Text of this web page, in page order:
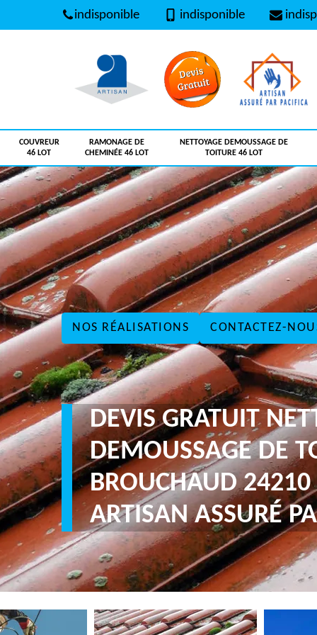
indisponible indisponible
COUVREUR
46 LOT
RAMONAGE DE
CHEMINÉE 46 LOT
NETTOYAGE DEMOUSSAGE DE
TOITURE 46 LOT
NOS RÉALISATIONS CONTACTEZ-
DEVIS GRATUIT
DEMOUSSAGE DE
BROUCHAUD 24210
ARTISAN ASSURÉ